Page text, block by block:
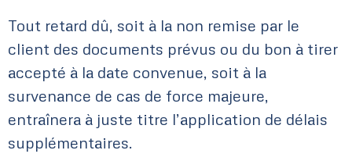
Tout retard dû, soit à la non remise par le
client des documents prévus ou du bon à tirer
accepté à la date convenue, soit à la
survenance de cas de force majeure,
entraînera à juste titre l’application de délais
supplémentaires.